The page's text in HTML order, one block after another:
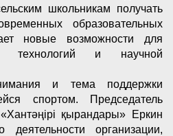
школьникам получать
образовательных
новые возможности для
технологий и научной
и тема поддержки
спортом. Председатель
қырандары» Еркин
организации,